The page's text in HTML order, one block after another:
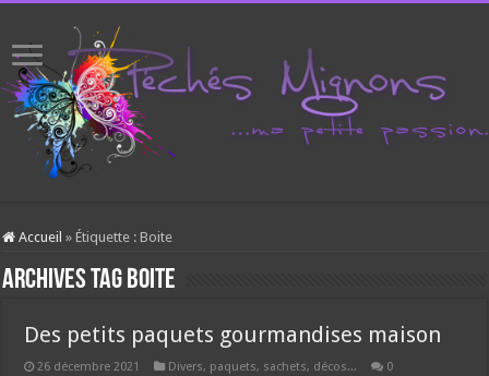
Accueil » Étiquette :Boite
Archives tagBoite
Des petits paquets gourmandises maison
26 décembre 2021 Divers, paquets, sachets, décos... 0